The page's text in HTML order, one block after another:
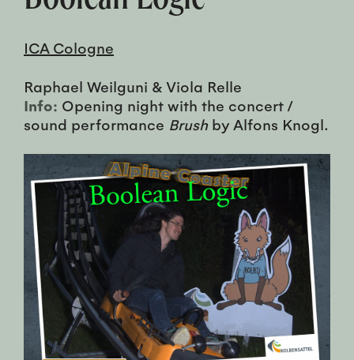
ICA Cologne
Raphael Weilguni & Viola Relle
Info: Opening night with the concert /
sound performance Brush by Alfons Knogl.